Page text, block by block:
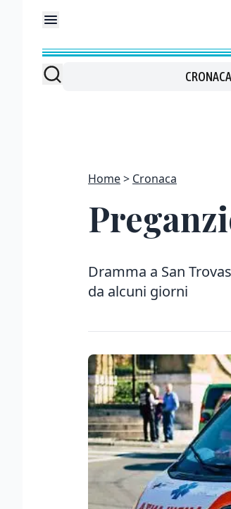
CRONACA
Home Cronaca
Dramma a San
da alcuni giorni